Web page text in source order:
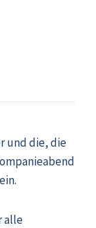
und die, die
alle